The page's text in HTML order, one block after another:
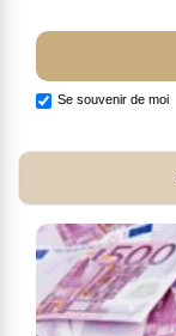
Se souvenir de moi